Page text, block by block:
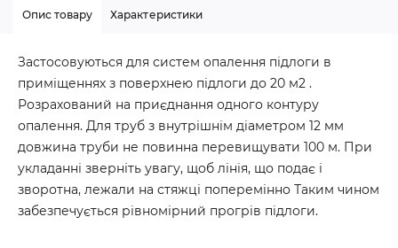
Опис товару Характеристики
Застосовуються для систем опалення підлоги в
приміщеннях з поверхнею підлоги до 20 м2 .
Розрахований на приєднання одного контуру
опалення. Для труб з внутрішнім діаметром 12 мм
довжина труби не повинна перевищувати 100 м. При
укладанні зверніть увагу, щоб лінія, що подає і
зворотна, лежали на стяжці поперемінно Таким чином
забезпечується рівномірний прогрів підлоги.